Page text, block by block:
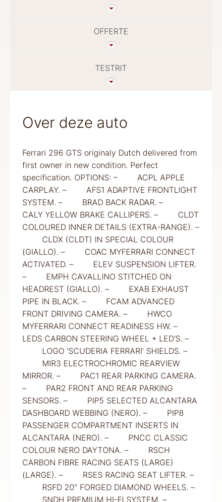
OFFERTE
TESTRIT
Over deze auto
Ferrari 296 GTS originaly Dutch delivered from
first owner in new condition. Perfect
specification. OPTIONS: – ACPL APPLE
CARPLAY. – AFS1 ADAPTIVE FRONTLIGHT
SYSTEM. – BRAD BACK RADAR. –
CALY YELLOW BRAKE CALLIPERS. – CLDT
COLOURED INNER DETAILS (EXTRA-RANGE). –
CLDX (CLDT) IN SPECIAL COLOUR
(GIALLO). – COAC MYFERRARI CONNECT
ACTIVATED. – ELEV SUSPENSION LIFTER.
– EMPH CAVALLINO STITCHED ON
HEADREST (GIALLO). – EXAB EXHAUST
PIPE IN BLACK. – FCAM ADVANCED
FRONT DRIVING CAMERA. – HWCO
MYFERRARI CONNECT READINESS HW. –
LEDS CARBON STEERING WHEEL + LED’S. –
LOGO ‘SCUDERIA FERRARI’ SHIELDS. –
MIR3 ELECTROCHROMIC REARVIEW
MIRROR. – PAC1 REAR PARKING CAMERA.
– PAR2 FRONT AND REAR PARKING
SENSORS. – PIP5 SELECTED ALCANTARA
DASHBOARD WEBBING (NERO). – PIP8
PASSENGER COMPARTMENT INSERTS IN
ALCANTARA (NERO). – PNCC CLASSIC
COLOUR NERO DAYTONA. – RSCH
CARBON FIBRE RACING SEATS (LARGE)
(LARGE). – RSES RACING SEAT LIFTER. –
RSFD 20” FORGED DIAMOND WHEELS. –
SNDH PREMIUM HI-FI SYSTEM. –